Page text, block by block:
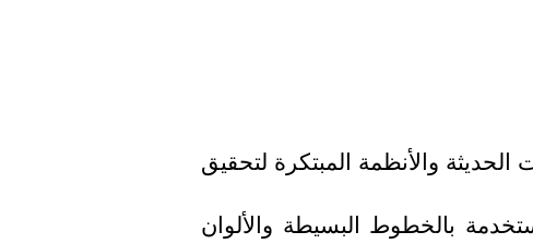
الحديثة والأنظمة المبتكرة لتحقيق
بالخطوط البسيطة والألوان